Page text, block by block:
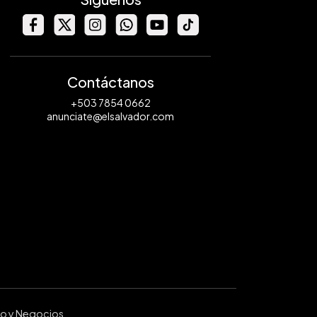
Contáctanos
+503 7854 0662
anunciate@elsalvador.com
y Negocios